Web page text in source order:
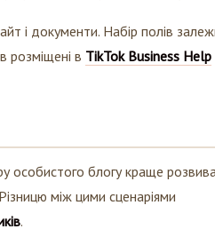
і документи. Набір полів
розміщені в TikTok Business Help
особистого блогу краще
між цими сценаріями